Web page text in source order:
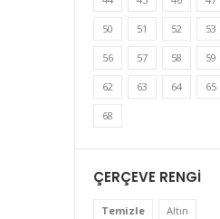
50 51 52 53
56 57 58 59
62 63 64 65
68
ÇERÇEVE RENGI
Temizle Altın